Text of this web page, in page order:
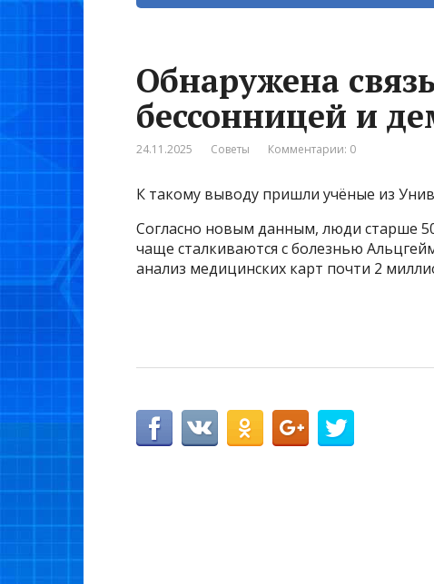
Обнаружена
бессонницей и
24.11.2025 Советы Комментарии: 0
К такому выводу пришли учёные из
Согласно новым данным, люди старше
чаще сталкиваются с болезнью
анализ медицинских карт почти 2